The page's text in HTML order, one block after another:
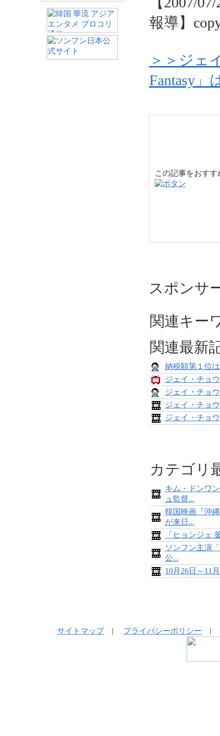
報導】
＞＞ジェ
Fantasy」
この記事をおす
スポンサ
関連キー
関連最新
納税額第１位
ジェイ・チョ
ジェイ・チョ
ジェイ・チョ
ジェイ・チョ
カテゴリ
キム・ドンワ
ュ監督...
韓国映画『沖
が来日...
「ヒョンジェ
ソンフン主演
公...
10月26日～11
サイトマップ| プライバシーポリシー